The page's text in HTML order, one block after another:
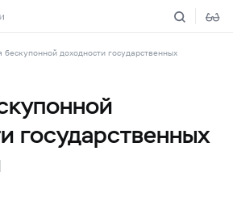
бескупонной доходности государственных
государственных